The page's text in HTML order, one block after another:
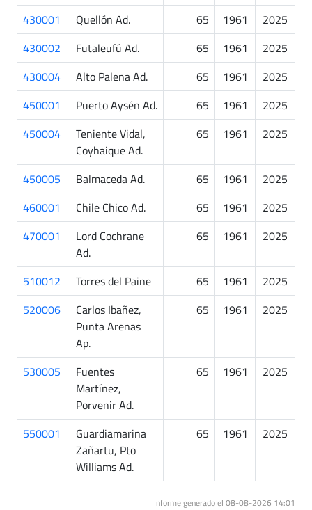
430001
Quellón Ad. 65 1961
2025
430002
Futaleufú Ad. 65 1961
2025
430004
Alto Palena Ad. 65 1961
2025
450001
Puerto Aysén Ad. 65 1961
2025
450004
Teniente Vidal,
Coyhaique Ad.
65 1961 2025
450005 Balmaceda Ad. 65 1961
2025
460001
Chile Chico Ad. 65 1961
2025
470001
Lord Cochrane
Ad.
65 1961 2025
510012 Torres del Paine 65 1961
2025
520006
Carlos Ibañez,
Punta Arenas
Ap.
65 1961 2025
530005
Fuentes
Martínez,
Porvenir Ad.
65 1961 2025
550001
Guardiamarina
Zañartu, Pto
Williams Ad.
65 1961 2025
Informe generado el 08-08-2026 14:01